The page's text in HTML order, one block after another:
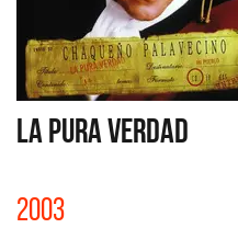
LA PURA VERDAD
2003